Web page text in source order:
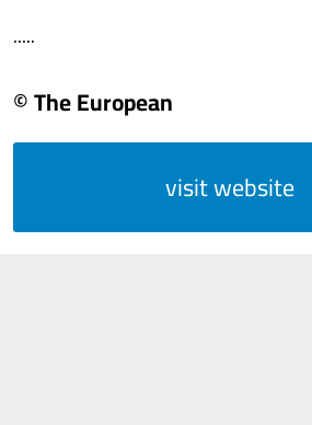
.....
© The European
visit website